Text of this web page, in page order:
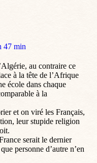
47 min
au contraire ce
à la tête de l’Afrique
école dans chaque
à la
et on viré les Français,
leur stupide religion
serait le dernier
personne d’autre n’en